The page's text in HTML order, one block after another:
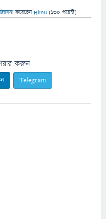
করেছেনHimu (130 পয়েন্ট)
করুন
Telegram